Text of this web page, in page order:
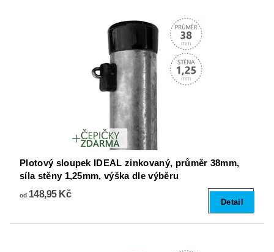
Plotový sloupek IDEAL zinkovaný, průměr 38mm,
síla stěny 1,25mm, výška dle výběru
od148,95 Kč
Detail